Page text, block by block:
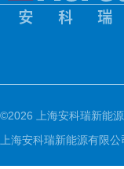
©2026 上海安科瑞新能
上海安科瑞新能源有限